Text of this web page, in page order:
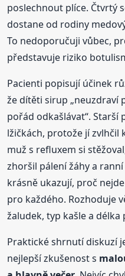
poslechnout plíce. Čtvrtý
dostane od rodiny
To nedoporučuji vůbec,
představuje riziko
Pacienti popisují účinek
že dítěti sirup „neuzdraví
pořád odkašlávat“. Starší
lžičkách, protože jí zvlhčil
muž s refluxem si
zhoršil pálení žáhy a
krásně ukazují, proč
pro každého. Rozhoduje
žaludek, typ kašle a délka
Praktické shrnutí diskuzí
nejlepší zkušenost s